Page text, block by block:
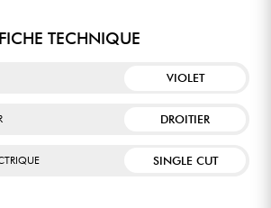
FICHE TECHNIQUE
VIOLET
DROITIER
SINGLE CUT